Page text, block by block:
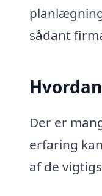
sådant
Der er
erfaring
af de